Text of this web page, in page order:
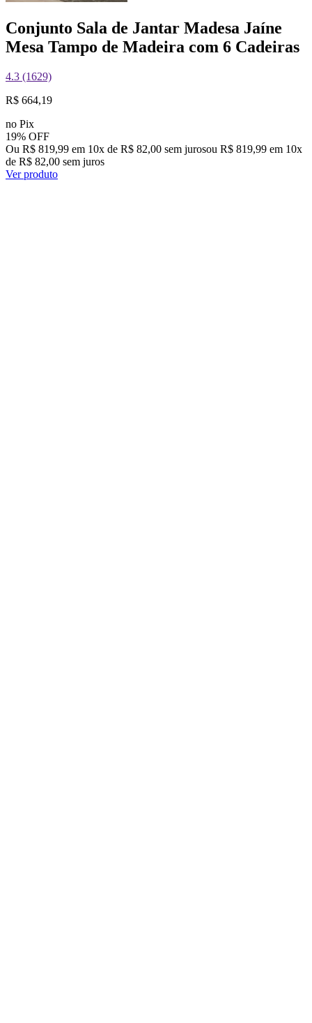
Conjunto Sala de Jantar Madesa Jaíne
Mesa Tampo de Madeira com 6 Cadeiras
4.3 (1629)
R$ 664,19
no Pix
19% OFF
Ou R$ 819,99 em 10x de R$ 82,00 sem jurosou R$ 819,99 em 10x
de R$ 82,00 sem juros
Ver produto